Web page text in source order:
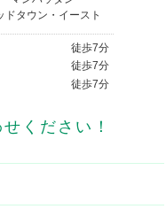
ドタウン・イースト
徒歩7分
徒歩7分
徒歩7分
ください！